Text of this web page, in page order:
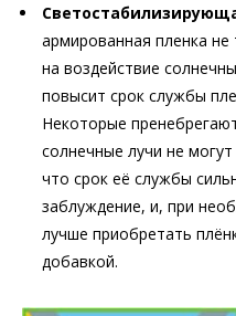
армированная пленка не
на воздействие
повысит срок службы
Некоторые
солнечные лучи не
что срок её службы
заблуждение, и, при
лучше приобретать
добавкой.